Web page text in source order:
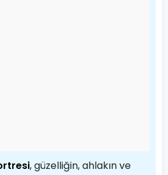
, güzelliğin, ahlakın ve